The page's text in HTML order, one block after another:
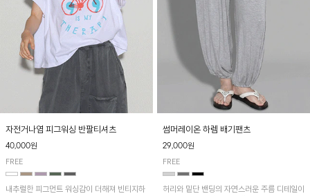
자전거나염 피그워싱 반팔티셔츠
40,000원
FREE
내추럴한 피그먼트 워싱감이 더해져 빈티지하
썸머레이온 하렘 배기팬츠
29,000원
FREE
허리와 밑단 밴딩의 자연스러운 주름 디테일이